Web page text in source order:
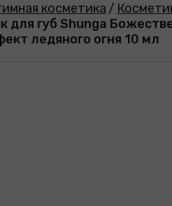
косметика /
для губ Shunga
ледяного огня 10 мл